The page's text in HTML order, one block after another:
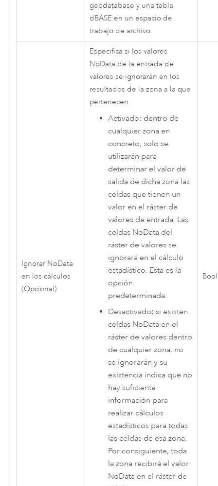
geodatabase y una tabla
dBASE en un espacio de
trabajo de archivo.
Ignorar NoData
en los cálculos
(Opcional)
Especifica si los valores
NoData de la entrada de
valores se ignorarán en los
resultados de la zona a la que
pertenecen.
Activado: dentro de
cualquier zona en
concreto, solo se
utilizarán para
determinar el valor de
salida de dicha zona las
celdas que tienen un
valor en el ráster de
valores de entrada. Las
celdas NoData del
ráster de valores se
ignorará en el cálculo
estadístico. Esta es la
opción
predeterminada.
Desactivado: si existen
celdas NoData en el
ráster de valores dentro
de cualquier zona, no
se ignorarán y su
existencia indica que no
hay suficiente
información para
realizar cálculos
estadísticos para todas
las celdas de esa zona.
Por consiguiente, toda
la zona recibirá el valor
NoData en el ráster de